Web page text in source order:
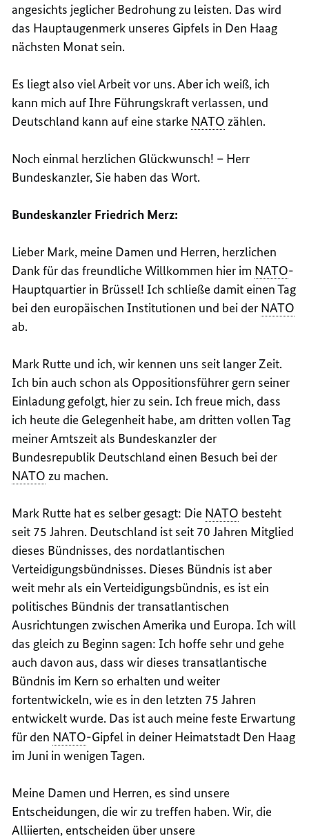
angesichts jeglicher Bedrohung zu leisten. Das wird
das Hauptaugenmerk unseres Gipfels in Den Haag
nächsten Monat sein.
Es liegt also viel Arbeit vor uns. Aber ich weiß, ich
kann mich auf Ihre Führungskraft verlassen, und
Deutschland kann auf eine starke NATO zählen.
Noch einmal herzlichen Glückwunsch! – Herr
Bundeskanzler, Sie haben das Wort.
Bundeskanzler Friedrich Merz:
Lieber Mark, meine Damen und Herren, herzlichen
Dank für das freundliche Willkommen hier im NATO-
Hauptquartier in Brüssel! Ich schließe damit einen Tag
bei den europäischen Institutionen und bei der NATO
ab.
Mark Rutte und ich, wir kennen uns seit langer Zeit.
Ich bin auch schon als Oppositionsführer gern seiner
Einladung gefolgt, hier zu sein. Ich freue mich, dass
ich heute die Gelegenheit habe, am dritten vollen Tag
meiner Amtszeit als Bundeskanzler der
Bundesrepublik Deutschland einen Besuch bei der
NATO zu machen.
Mark Rutte hat es selber gesagt: Die NATO besteht
seit 75 Jahren. Deutschland ist seit 70 Jahren Mitglied
dieses Bündnisses, des nordatlantischen
Verteidigungsbündnisses. Dieses Bündnis ist aber
weit mehr als ein Verteidigungsbündnis, es ist ein
politisches Bündnis der transatlantischen
Ausrichtungen zwischen Amerika und Europa. Ich will
das gleich zu Beginn sagen: Ich hoffe sehr und gehe
auch davon aus, dass wir dieses transatlantische
Bündnis im Kern so erhalten und weiter
fortentwickeln, wie es in den letzten 75 Jahren
entwickelt wurde. Das ist auch meine feste Erwartung
für den NATO-Gipfel in deiner Heimatstadt Den Haag
im Juni in wenigen Tagen.
Meine Damen und Herren, es sind unsere
Entscheidungen, die wir zu treffen haben. Wir, die
Alliierten, entscheiden über unsere